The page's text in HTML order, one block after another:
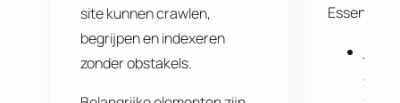
site kunnen crawlen,
begrijpen en indexeren
zonder obstakels.
Essentiële